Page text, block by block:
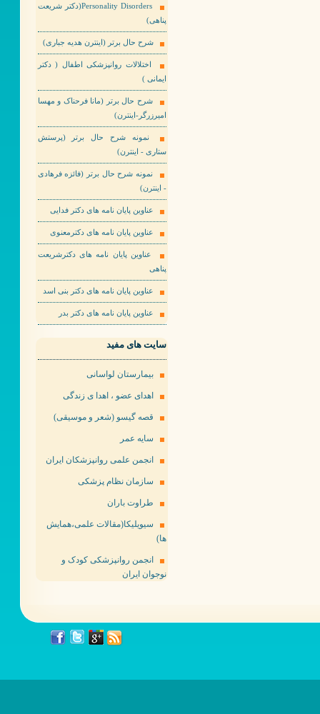
Personality Disorders(دکتر شریعت
پناهی)
شرح حال برتر (اینترن هدیه جباری)
اختلالات روانپزشکی اطفال ( دکتر
ایمانی )
شرح حال برتر (مانا فرحناک و مهسا
امیرزرگر-اینترن)
نمونه شرح حال برتر (پرستش
ستاری - اینترن)
نمونه شرح حال برتر (فائزه فرهادی
- اینترن)
عناوین پایان نامه های دکتر فدایی
عناوین پایان نامه های دکترمعنوی
عناوین پایان نامه های دکترشریعت
پناهی
عناوین پایان نامه های دکتر بنی اسد
عناوین پایان نامه های دکتر بدر
سایت های مفید
بیمارستان لواسانی
اهدای عضو ، اهدا ی زندگی
قصه گیسو (شعر و موسیقی)
سایه عمر
انجمن علمی روانپزشکان ایران
سازمان نظام پزشکی
طراوت باران
سیویلیکا(مقالات علمی،همایش
ها)
انجمن روانپزشکی کودک و
نوجوان ایران